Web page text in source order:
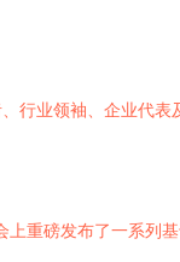
行业领袖、企业代表
重磅发布了一系列